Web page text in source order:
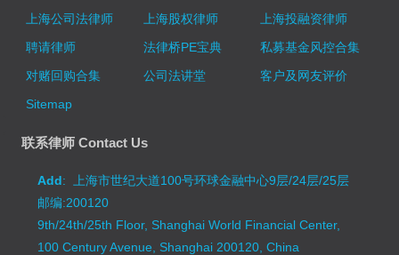
上海公司法律师
上海股权律师
上海投融资律师
聘请律师
法律桥PE宝典
私募基金风控合集
对赌回购合集
公司法讲堂
客户及网友评价
Sitemap
联系律师 Contact Us
Add: 上海市世纪大道100号环球金融中心9层/24层/25层
邮编:200120
9th/24th/25th Floor, Shanghai World Financial Center,
100 Century Avenue, Shanghai 200120, China